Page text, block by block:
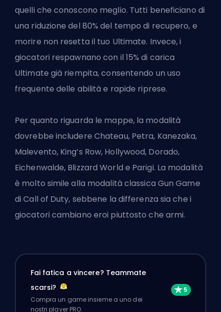
quelli che conoscono meglio. Tutti beneficiano di
una riduzione del 80% del tempo di recupero, e
morire non resetta il tuo Ultimate. Invece, i
giocatori respawnano con il 15% di carica
Ultimate già riempita, consentendo un uso
frequente delle abilità e rapide riprese.
Per quanto riguarda le mappe, la modalità
dovrebbe includere Chateau, Petra, Kanezaka,
Malevento, King’s Row, Hollywood, Dorado,
Eichenwalde, Blizzard World e Parigi. La modalità
è molto simile alla modalità classica Gun Game
di Call of Duty, sebbene la differenza sia che i
giocatori cambiano eroi piuttosto che armi.
Fai fatica a vincere? Teammate
scarsi?
Compra un game insieme a uno dei
nostri player PRO.